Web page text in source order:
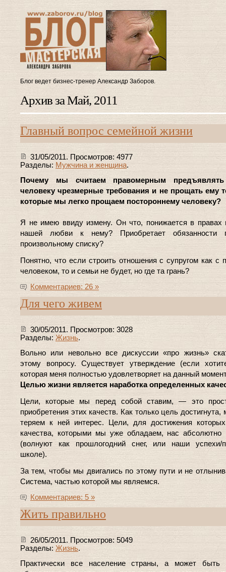
Блог ведет бизнес-тренер Александр Заборов.
Архив за Май, 2011
Главный вопрос семейной жизни
31/05/2011. Просмотров: 4977
Разделы: Мужчина и женщина.
Почему мы считаем правомерным предъявлять
человеку чрезмерные требования и не прощать ему
которые мы легко прощаем постороннему человеку?
Я не имею ввиду измену. Он что, понижается в правах
нашей любви к нему? Приобретает обязанности
произвольному списку?
Понятно, что если строить отношения с супругом как с
человеком, то и семьи не будет, но где та грань?
Комментариев: 26 »
Для чего живем
30/05/2011. Просмотров: 3028
Разделы: Жизнь.
Вольно или невольно все дискуссии «про жизнь»
этому вопросу. Существует утверждение (если
которая меня полностью удовлетворяет на данный
Целью жизни является наработка определенных
Цели, которые мы перед собой ставим, — это
приобретения этих качеств. Как только цель
теряем к ней интерес. Цели, для достижения
качества, которыми мы уже обладаем, нас абсолютно
(волнуют как прошлогодний снег, или наши успехи/
школе).
За тем, чтобы мы двигались по этому пути и не
Система, частью которой мы являемся.
Комментариев: 5 »
Жить правильно
26/05/2011. Просмотров: 5049
Разделы: Жизнь.
Практически все население страны, а может быть